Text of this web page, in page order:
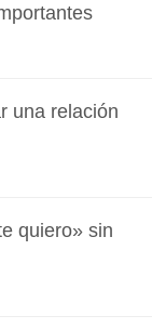
una relación
quiero» sin